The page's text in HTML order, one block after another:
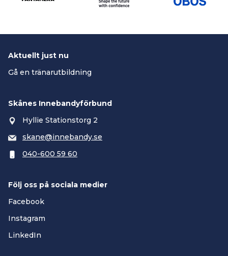
Aktuellt just nu
Gå en tränarutbildning
Skånes Innebandyförbund
Hyllie Stationstorg 2
skane@innebandy.se
040-600 59 60
Följ oss på sociala medier
Facebook
Instagram
LinkedIn